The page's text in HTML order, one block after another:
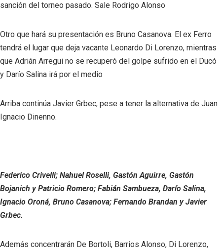
sanción del torneo pasado. Sale Rodrigo Alonso
Otro que hará su presentación es Bruno Casanova. El ex Ferro
tendrá el lugar que deja vacante Leonardo Di Lorenzo, mientras
que Adrián Arregui no se recuperó del golpe sufrido en el Ducó
y Darío Salina irá por el medio
Arriba continúa Javier Grbec, pese a tener la alternativa de Juan
Ignacio Dinenno.
Federico Crivelli; Nahuel Roselli, Gastón Aguirre, Gastón
Bojanich y Patricio Romero; Fabián Sambueza, Darío Salina,
Ignacio Oroná, Bruno Casanova; Fernando Brandan y Javier
Grbec.
Además concentrarán De Bortoli, Barrios Alonso, Di Lorenzo,